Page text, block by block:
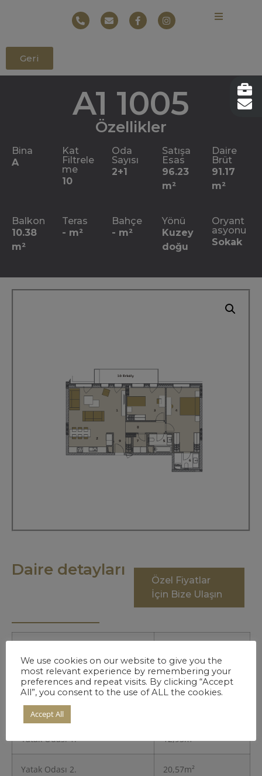
Geri
A1 1005
Özellikler
Bina
A
Kat
Filtrele
me
10
Oda
Sayısı
2+1
Satışa
Esas
96.23
m²
Daire
Brüt
91.17
m²
Balkon
10.38
m²
Teras
- m²
Bahçe
- m²
Yönü
Kuzey
doğu
Oryant
asyonu
Sokak
Daire detayları
Özel Fiyatlar
İçin Bize Ulaşın
Mutfak 8,11m²
Salon
Yatak Odası 1. 12,95m²
Yatak Odası 2. 20,57m²
We use cookies on our website to give you the
most relevant experience by remembering your
preferences and repeat visits. By clicking “Accept
All”, you consent to the use of ALL the cookies.
Accept All